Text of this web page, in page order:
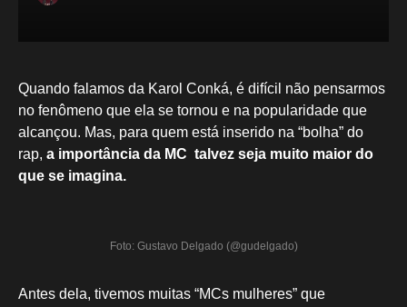
Quando falamos da Karol Conká, é difícil não pensarmos
no fenômeno que ela se tornou e na popularidade que
alcançou. Mas, para quem está inserido na “bolha” do
rap, a importância da MC talvez seja muito maior do
que se imagina.
Foto: Gustavo Delgado (@gudelgado)
Antes dela, tivemos muitas “MCs mulheres” que